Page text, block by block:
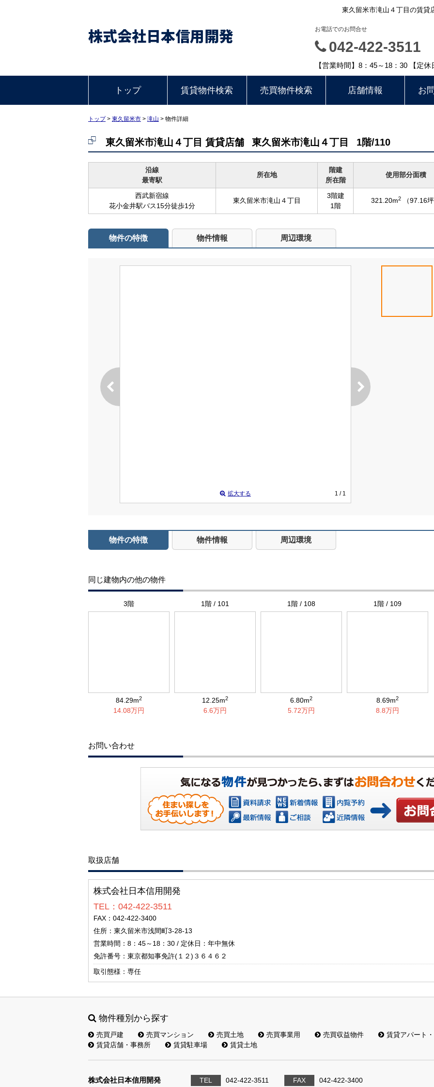
東久留米市滝山４丁目の賃貸
株式会社日本信用開発 お電話でのお問合せ
042-422-3511
【営業時間】8：45～18：30 【定
トップ 賃貸物件検索 売買物件検索 店舗情報 お
トップ> 東久留米市 > 滝山 > 物件詳細
東久留米市滝山４丁目 賃貸店舗 東久留米市滝山４丁目 1階/110
沿線
最寄駅
所在地
階建
所在階
使用部分面積
西武新宿線
花小金井駅バス15分徒歩1分
東久留米市滝山４丁目
3階建
1階
321.20m2 （97.16
物件の特徴 物件情報 周辺環境
拡大する 1 / 1
物件の特徴 物件情報 周辺環境
同じ建物内の他の物件
3階
84.29m2
14.08万円
1階 / 101
12.25m2
6.6万円
1階 / 108
6.80m2
5.72万円
1階 / 109
8.69m2
8.8万円
お問い合わせ
取扱店舗
株式会社日本信用開発
TEL：042-422-3511
FAX：042-422-3400
住所：東久留米市浅間町3-28-13
営業時間：8：45～18：30 / 定休日：年中無休
免許番号：東京都知事免許(１２)３６４６２
取引態様：専任
物件種別から探す
売買戸建 売買マンション 売買土地 売買事業用 売買収益物件
賃貸アパート
賃貸店舗・事務所
賃貸駐車場 賃貸土地
株式会社日本信用開発 TEL 042-422-3511 FAX 042-422-3400